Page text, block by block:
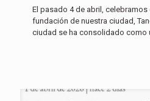
El pasado 4 de abril, celebramos
fundación de nuestra ciudad,
ciudad se ha consolidado como